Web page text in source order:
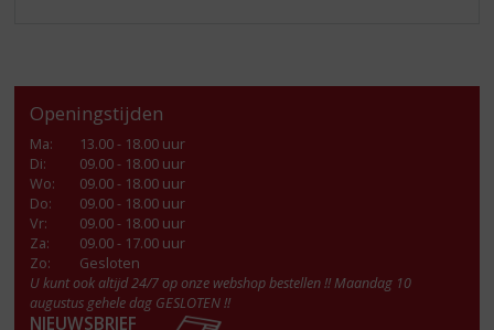
Openingstijden
Ma:
13.00 - 18.00 uur
Di:
09.00 - 18.00 uur
Wo:
09.00 - 18.00 uur
Do:
09.00 - 18.00 uur
Vr:
09.00 - 18.00 uur
Za:
09.00 - 17.00 uur
Zo:
Gesloten
U kunt ook altijd 24/7 op onze webshop bestellen !! Maandag 10
augustus gehele dag GESLOTEN !!
NIEUWSBRIEF